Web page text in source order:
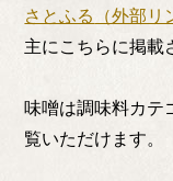
さとふる
（外部リ
主にこちらに掲載
味噌は調味料カテ
覧いただけます。